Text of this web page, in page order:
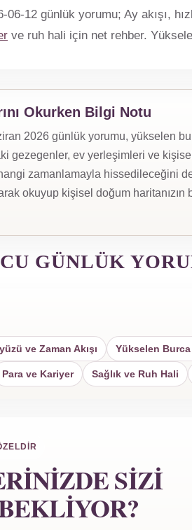
06-12 günlük yorumu; Ay akışı,
ve ruh hali için net rehber.
Okurken Bilgi Notu
2026 günlük yorumu, yükselen
gezegenler, ev yerleşimleri ve
zamanlamayla hissedileceğini
okuyup kişisel doğum haritanızın
GÜNLÜK
ve Zaman Akışı Yükselen
Para ve Kariyer Sağlık ve Ruh Hali
SIZI